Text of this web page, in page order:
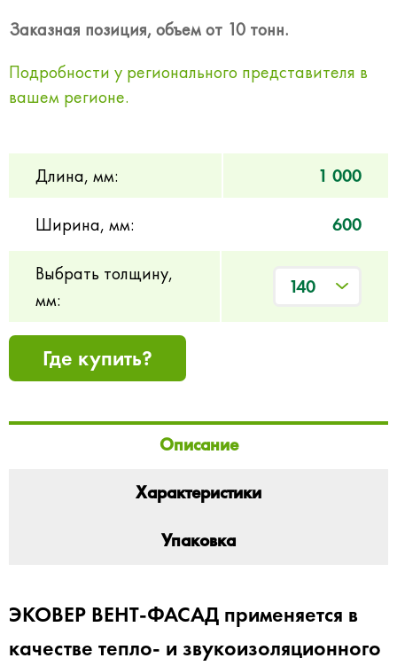
Заказная позиция, объем от 10 тонн.
Подробности у регионального представителя в
вашем регионе.
Длина, мм: 1 000
Ширина, мм: 600
Выбрать толщину,
мм:
140
Где купить?
Описание
Характеристики
Упаковка
ЭКОВЕР ВЕНТ-ФАСАД применяется в
качестве тепло- и звукоизоляционного